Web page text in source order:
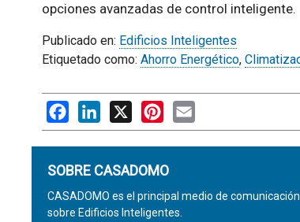
opciones avanzadas de control inteligente.
Publicado en: Edificios Inteligentes
Etiquetado como: Ahorro Energético,
FacebookLinkedIn
X PinterestEmail
SOBRE CASADOMO
CASADOMO es el principal medio de
sobre Edificios Inteligentes.